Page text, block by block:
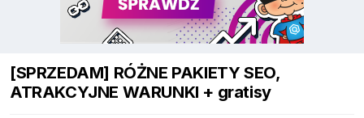
[SPRZEDAM] RÓŻNE PAKIETY SEO,
ATRAKCYJNE WARUNKI + gratisy